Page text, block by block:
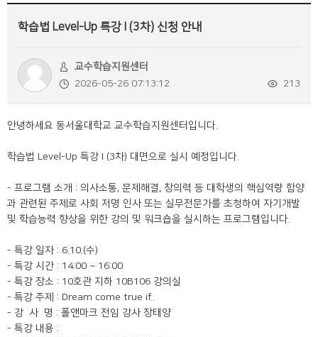
학습법 Level-Up 특강 I (3차) 신청 안내
교수학습지원센터
2026-05-26 07:13:12
213
안녕하세요 동서울대학교 교수학습지원센터입니다.
학습법 Level-Up 특강 I (3차) 대면으로 실시 예정입니다.
- 프로그램 소개 : 의사소통, 문제해결, 창의력 등 대학생의 핵심역량 함양
과 관련된 주제로 사회 저명 인사 또는 실무전문가를 초청하여 자기개발
및 학습능력 향상을 위한 강의 및 워크숍을 실시하는 프로그램입니다.
- 특강 일자 : 6.10.(수)
- 특강 시간 : 14:00 ~ 16:00
- 특강 장소 : 10호관 지하 10B106 강의실
- 특강 주제 : Dream come true if..
- 강 사 명 : 폴앤마크 전임 강사 장태양
- 특강 내용 :